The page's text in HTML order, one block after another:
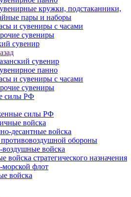
кружки, подстаканники,
пары и наборы
и сувениры с часами
сувениры
сувенир
сувенир
панно
и сувениры с часами
сувениры
силы РФ
силы РФ
войска
десантные войска
обороны
войска
войска стратегического назначения
флот
войска